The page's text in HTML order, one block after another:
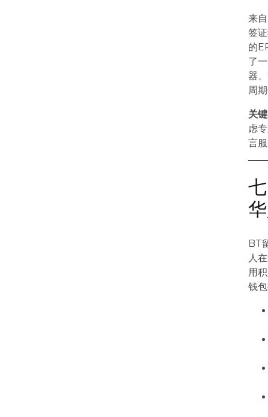
来
签
的
了
器
周
关
虑
言
BT
人
用
钱